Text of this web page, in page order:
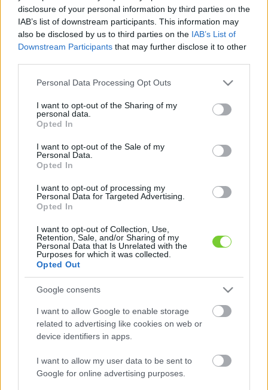
disclosure of your personal information by third parties on the
IAB’s list of downstream participants. This information may
also be disclosed by us to third parties on the IAB’s List of
Downstream Participants that may further disclose it to other
Please note that this website/app uses one or more Google
not limited to your visit or usage behaviour. You may click to
grant or deny consent to Google and its third-party tags to
use your data for below specified purposes in below Google
consent section.
Personal Data Processing Opt Outs
I want to opt-out of the Sharing of my
personal data.
Opted In
I want to opt-out of the Sale of my
Personal Data.
Opted In
I want to opt-out of processing my
Personal Data for Targeted Advertising.
Opted In
I want to opt-out of Collection, Use,
Retention, Sale, and/or Sharing of my
Personal Data that Is Unrelated with the
Purposes for which it was collected.
Opted Out
Google consents
I want to allow Google to enable storage
related to advertising like cookies on web or
device identifiers in apps.
I want to allow my user data to be sent to
Google for online advertising purposes.
Felhasználónév
Jelszó
rám
Elfelejtette jelszavát?
Elfelejtette felhasználónevét?
Regisztráció
Bejelentkezés
faiskola.hu
Kertészeti, kerti termékek és szolgáltatások térképes
szaknévsora
MI A FAISKOLA.HU?
143
14
13
16
12
7
6
3
9
14
4
2
143
14
13
16
12
7
6
3
14
2